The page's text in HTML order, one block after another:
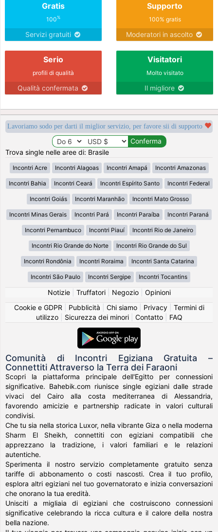
Gratis
100%
Servizi gratuiti
Supporto
100% gratis
Moderatori in ascolto
Serio
profili di qualità
Qualità confermata
Visitatori
Molto visitato
Il migliore
Lavoriamo sodo per darti il miglior servizio, per favore sii di supporto
Trova single nelle aree di: Brasile
Incontri Acre Incontri Alagoas Incontri Amapá Incontri Amazonas
Incontri Bahia Incontri Ceará Incontri Espírito Santo Incontri Federal
Incontri Goiás Incontri Maranhão Incontri Mato Grosso
Incontri Minas Gerais Incontri Pará Incontri Paraíba Incontri Paraná
Incontri Pernambuco Incontri Piauí Incontri Rio de Janeiro
Incontri Rio Grande do Norte Incontri Rio Grande do Sul
Incontri Rondônia Incontri Roraima Incontri Santa Catarina
Incontri São Paulo Incontri Sergipe Incontri Tocantins
Notizie| Truffatori| Negozio| Opinioni
Cookie e GDPR
Pubblicità Chi siamo| Privacy| Termini di
utilizzo| Sicurezza dei minori| Contatto| FAQ
Comunità di Incontri Egiziana Gratuita –
Connettiti Attraverso la Terra dei Faraoni
Scopri la piattaforma principale dell'Egitto per connessioni
significative. Bahebik.com riunisce single egiziani dalle strade
vivaci del Cairo alla costa mediterranea di Alessandria,
favorendo amicizie e partnership radicate in valori culturali
condivisi.
Che tu sia nella storica Luxor, nella vibrante Giza o nella moderna
Sharm El Sheikh, connettiti con egiziani compatibili che
apprezzano la tradizione, i valori familiari e le relazioni
autentiche.
Sperimenta il nostro servizio completamente gratuito senza
tariffe di abbonamento o costi nascosti. Crea il tuo profilo,
esplora altri egiziani nel tuo governatorato e inizia conversazioni
che onorano la tua eredità.
Unisciti a migliaia di egiziani che costruiscono connessioni
significative celebrando la ricca cultura e il calore della nostra
bella nazione.